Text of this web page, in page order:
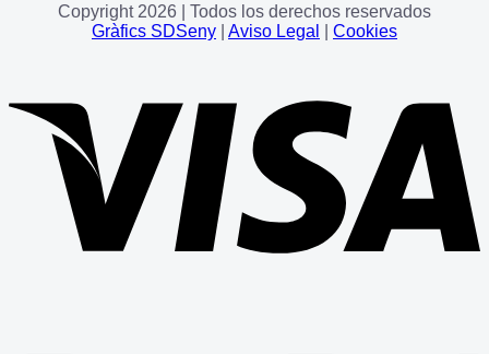
Copyright 2026 | Todos los derechos reservados
Gràfics SDSeny
Aviso Legal Cookies